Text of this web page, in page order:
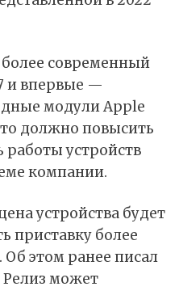
современный
и впервые —
модули Apple
должно повысить
работы устройств
компании.
устройства будет
приставку более
этом ранее писал
может